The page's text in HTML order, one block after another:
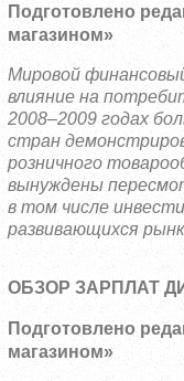
Подготовлено
магазином»
Мировой
влияние на
2008–2009 годах
стран
розничного
вынуждены пере
в том числе
развивающихся
ОБЗОР ЗАРПЛАТ
Подготовлено
магазином»